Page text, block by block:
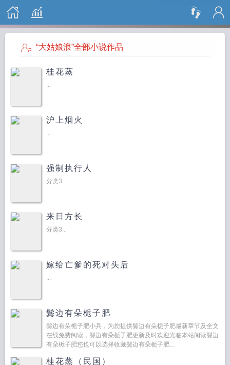
搜 索
“大姑娘浪”全部小说作品
桂花蒸
...
沪上烟火
...
强制执行人
分类3...
来日方长
分类3...
嫁给亡爹的死对头后
...
鬓边有朵栀子肥
鬓边有朵栀子肥小兵，为您提供鬓边有朵栀子肥最新章节及全文
在线免费阅读，鬓边有朵栀子肥更新及时欢迎光临本站阅读鬓边
有朵栀子肥您也可以选择收藏鬓边有朵栀子肥...
桂花蒸（民国）